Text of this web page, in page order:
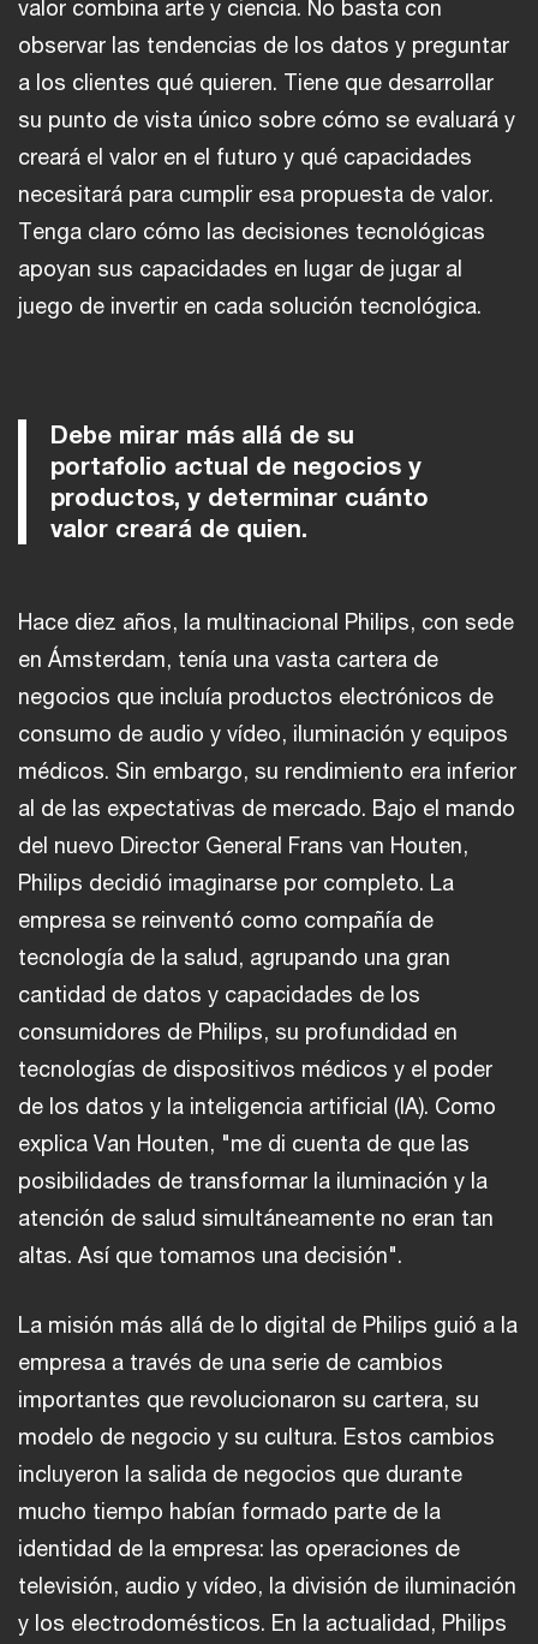
valor combina arte y ciencia. No basta con
observar las tendencias de los datos y preguntar
a los clientes qué quieren. Tiene que desarrollar
su punto de vista único sobre cómo se evaluará y
creará el valor en el futuro y qué capacidades
necesitará para cumplir esa propuesta de valor.
Tenga claro cómo las decisiones tecnológicas
apoyan sus capacidades en lugar de jugar al
juego de invertir en cada solución tecnológica.
Debe mirar más allá de su
portafolio actual de negocios y
productos, y determinar cuánto
valor creará de quien.
Hace diez años, la multinacional Philips, con sede
en Ámsterdam, tenía una vasta cartera de
negocios que incluía productos electrónicos de
consumo de audio y vídeo, iluminación y equipos
médicos. Sin embargo, su rendimiento era inferior
al de las expectativas de mercado. Bajo el mando
del nuevo Director General Frans van Houten,
Philips decidió imaginarse por completo. La
empresa se reinventó como compañía de
tecnología de la salud, agrupando una gran
cantidad de datos y capacidades de los
consumidores de Philips, su profundidad en
tecnologías de dispositivos médicos y el poder
de los datos y la inteligencia artificial (IA). Como
explica Van Houten, "me di cuenta de que las
posibilidades de transformar la iluminación y la
atención de salud simultáneamente no eran tan
altas. Así que tomamos una decisión".
La misión más allá de lo digital de Philips guió a la
empresa a través de una serie de cambios
importantes que revolucionaron su cartera, su
modelo de negocio y su cultura. Estos cambios
incluyeron la salida de negocios que durante
mucho tiempo habían formado parte de la
identidad de la empresa: las operaciones de
televisión, audio y vídeo, la división de iluminación
y los electrodomésticos. En la actualidad, Philips